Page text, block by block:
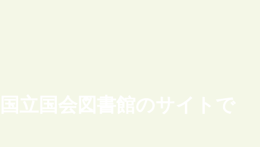
立国会図書館のサイトで